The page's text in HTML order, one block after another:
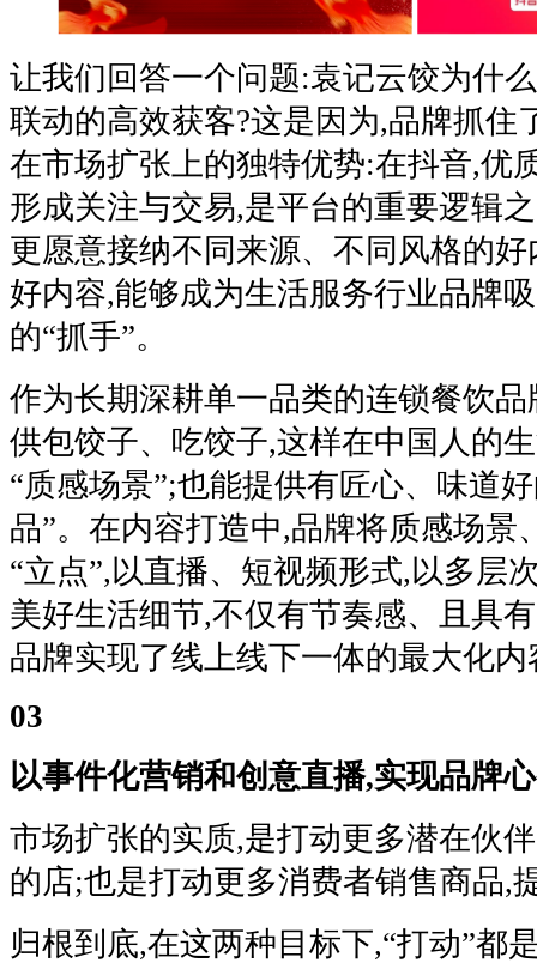
让我们回答一个问题:袁记云饺为什
联动的高效获客?这是因为,品牌抓住
在市场扩张上的独特优势:在抖音,优
形成关注与交易,是平台的重要逻辑
更愿意接纳不同来源、不同风格的好
好内容,能够成为生活服务行业品牌
的“抓手”。
作为长期深耕单一品类的连锁餐饮
供包饺子、吃饺子,这样在中国人的
“质感场景”;也能提供有匠心、味道
品”。在内容打造中,品牌将质感场景
“立点”,以直播、短视频形式,以多层
美好生活细节,不仅有节奏感、且具
品牌实现了线上线下一体的最大化内
03
以事件化营销和创意直播,实现品牌
市场扩张的实质,是打动更多潜在伙
的店;也是打动更多消费者销售商品,
归根到底,在这两种目标下,“打动”都